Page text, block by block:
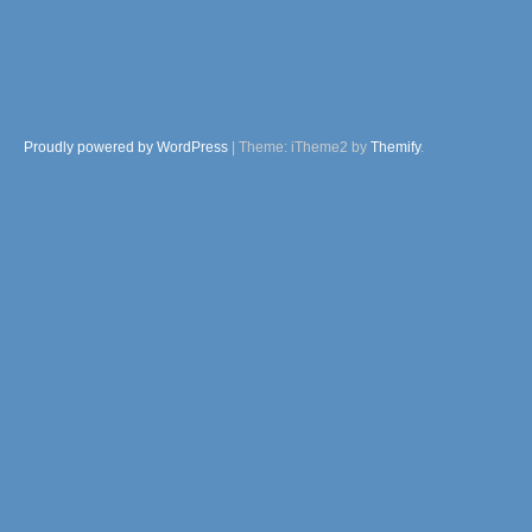
Proudly powered by WordPress | Theme: iTheme2 by Themify.